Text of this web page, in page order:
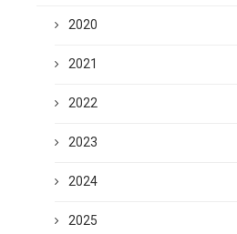
2020
2021
2022
2023
2024
2025